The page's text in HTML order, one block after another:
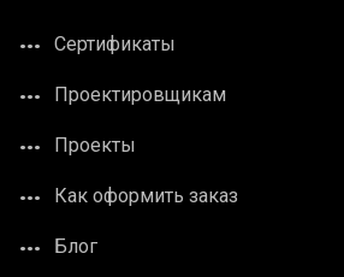
Сертификаты
Проектировщикам
Проекты
Как оформить заказ
Блог